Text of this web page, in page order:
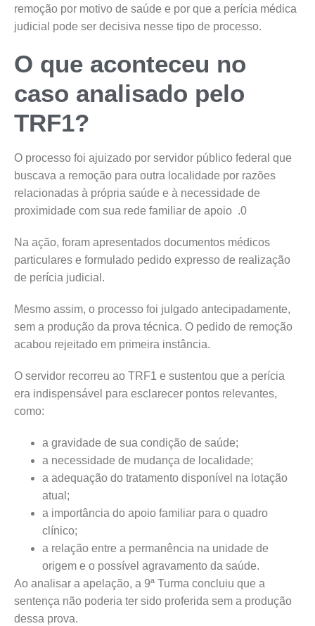
remoção por motivo de saúde e por que a perícia médica
judicial pode ser decisiva nesse tipo de processo.
O que aconteceu no
caso analisado pelo
TRF1?
O processo foi ajuizado por servidor público federal que
buscava a remoção para outra localidade por razões
relacionadas à própria saúde e à necessidade de
proximidade com sua rede familiar de apoio .0
Na ação, foram apresentados documentos médicos
particulares e formulado pedido expresso de realização
de perícia judicial.
Mesmo assim, o processo foi julgado antecipadamente,
sem a produção da prova técnica. O pedido de remoção
acabou rejeitado em primeira instância.
O servidor recorreu ao TRF1 e sustentou que a perícia
era indispensável para esclarecer pontos relevantes,
como:
a gravidade de sua condição de saúde;
a necessidade de mudança de localidade;
a adequação do tratamento disponível na lotação
atual;
a importância do apoio familiar para o quadro
clínico;
a relação entre a permanência na unidade de
origem e o possível agravamento da saúde.
Ao analisar a apelação, a 9ª Turma concluiu que a
sentença não poderia ter sido proferida sem a produção
dessa prova.